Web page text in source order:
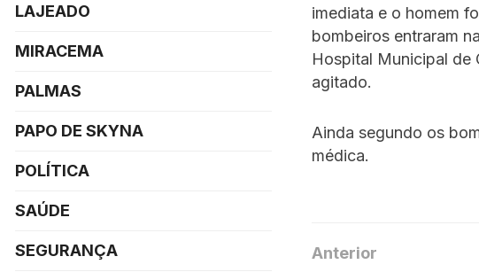
imediata e o homem
bombeiros entraram
Hospital Municipal de
agitado.
Ainda segundo os
médica.
Anterior
LAJEADO
MIRACEMA
PALMAS
PAPO DE SKYNA
POLÍTICA
SAÚDE
SEGURANÇA